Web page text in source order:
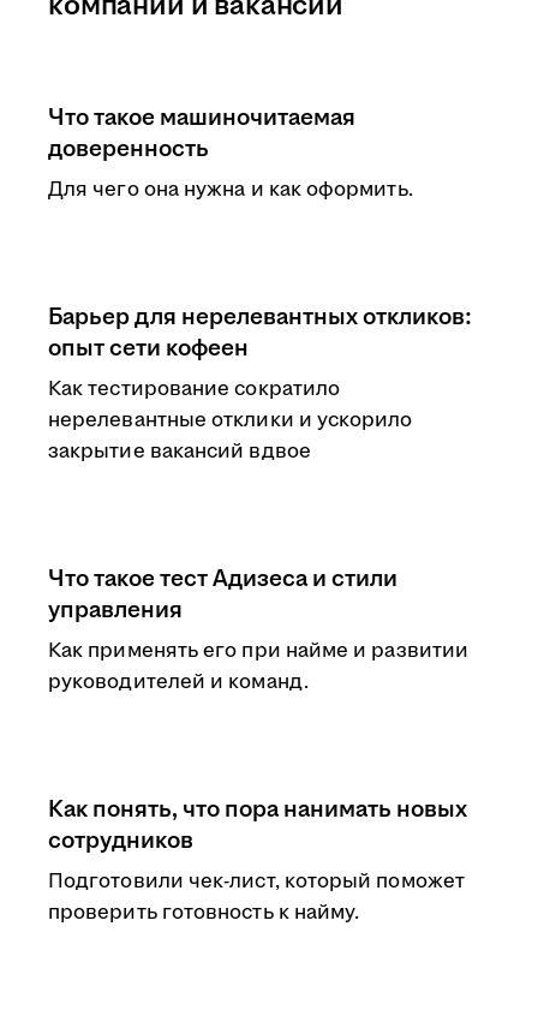
Что такое машиночитаемая
доверенность
Для чего она нужна и как оформить.
Барьер для нерелевантных откликов:
опыт сети кофеен
Как тестирование сократило
нерелевантные отклики и ускорило
закрытие вакансий вдвое
Что такое тест Адизеса и стили
управления
Как применять его при найме и развитии
руководителей и команд.
Как понять, что пора нанимать новых
сотрудников
Подготовили чек-лист, который поможет
проверить готовность к найму.